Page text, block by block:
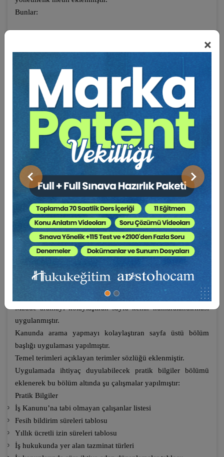
×
Önceki Sonraki
Bunlar:
Basın Mesleğinde Çalışanlarla Çalıştıranlar Arasındaki
İş Sağlığı ve Güvenliği Kanunu
Sendikalar ve Toplu İş Sözleşmesi Kanunu
İş Mahkemeleri Kanunu
Hukuk Uyuşmazlıklarında Arabuluculuk Kanunu
Analık İzni veya Ücretsiz İzin Sonrası Yapılacak Kısmi Süreli
Çalışmalar Hakkında Yönetmelik
Ücret, Prim, İkramiye ve Bu Nitelikteki Her Türlü İstihkakın
Bankalar Aracılığıyla Ödenmesine Dair Yönetmelik
Yüzdelerden Toplanan Paraların İşçilere Dağıtılması
Hakkında Yönetmelik
Yıllık Ücretli İzin Yönetmeliği
İş Kanununa İlişkin Çalışma Süreleri Yönetmeliği
İş Kanununa İlişkin Fazla Çalışma ve Fazla Sürelerle Çalışma
Yönetmeliği
Haftalık İş Günlerine Bölünemeyen Çalışma Süreleri
Yönetmeliği
Maddelerde “ilgili kanun” ya da “ilgili tüzük” gibi atıfların
bulunduğu hallerde, bahsi geçen kanun veya tüzüğe ilişkin
Madde aramayı kolaylaştıran sayfa kenar numaralandırması
uygulanmıştır.
Kanunda arama yapmayı kolaylaştıran sayfa üstü bölüm
başlığı uygulaması yapılmıştır.
Temel terimleri açıklayan terimler sözlüğü eklenmiştir.
Uygulamada ihtiyaç duyulabilecek pratik bilgiler bölümü
eklenerek bu bölüm altında şu çalışmalar yapılmıştır:
Pratik Bilgiler
İş Kanunu’na tabi olmayan çalışanlar listesi
Fesih bildirim süreleri tablosu
Yıllık ücretli izin süreleri tablosu
İş hukukunda yer alan tazminat türleri